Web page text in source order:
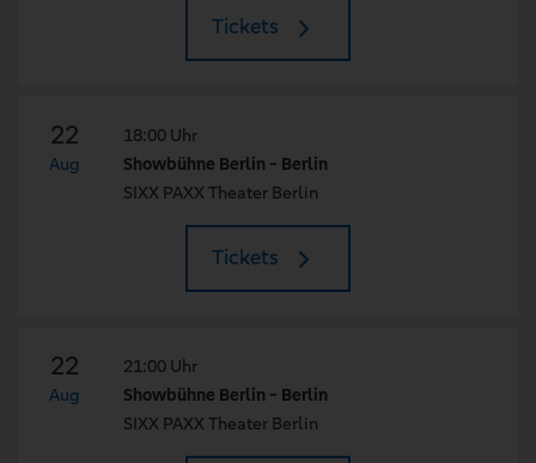
Tickets
22
Aug
18:00 Uhr
Showbühne Berlin - Berlin
SIXX PAXX Theater Berlin
Tickets
22
Aug
21:00 Uhr
Showbühne Berlin - Berlin
SIXX PAXX Theater Berlin